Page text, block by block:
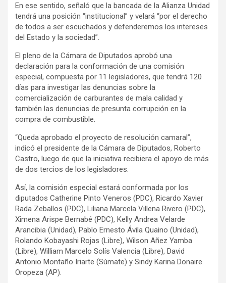
e
r
t
s
e
m
e
n
:
En ese sentido, señaló que la bancada de la Alianza Unidad
tendrá una posición “institucional” y velará “por el derecho
de todos a ser escuchados y defenderemos los intereses
del Estado y la sociedad”.
El pleno de la Cámara de Diputados aprobó una
declaración para la conformación de una comisión
especial, compuesta por 11 legisladores, que tendrá 120
días para investigar las denuncias sobre la
comercialización de carburantes de mala calidad y
también las denuncias de presunta corrupción en la
compra de combustible.
“Queda aprobado el proyecto de resolución camaral”,
indicó el presidente de la Cámara de Diputados, Roberto
Castro, luego de que la iniciativa recibiera el apoyo de más
de dos tercios de los legisladores.
Así, la comisión especial estará conformada por los
diputados Catherine Pinto Veneros (PDC), Ricardo Xavier
Rada Zeballos (PDC), Liliana Marcela Villena Rivero (PDC),
Ximena Arispe Bernabé (PDC), Kelly Andrea Velarde
Arancibia (Unidad), Pablo Ernesto Ávila Quaino (Unidad),
Rolando Kobayashi Rojas (Libre), Wilson Añez Yamba
(Libre), William Marcelo Solís Valencia (Libre), David
Antonio Montaño Iriarte (Súmate) y Sindy Karina Donaire
Oropeza (AP).